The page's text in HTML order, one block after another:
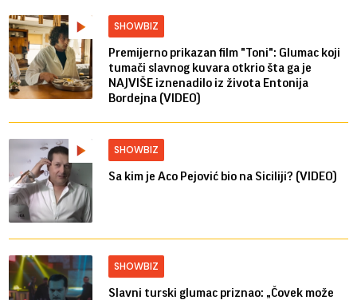
SHOWBIZ
Premijerno prikazan film "Toni": Glumac koji
tumači slavnog kuvara otkrio šta ga je
NAJVIŠE iznenadilo iz života Entonija
Bordejna (VIDEO)
SHOWBIZ
Sa kim je Aco Pejović bio na Siciliji? (VIDEO)
SHOWBIZ
Slavni turski glumac priznao: „Čovek može